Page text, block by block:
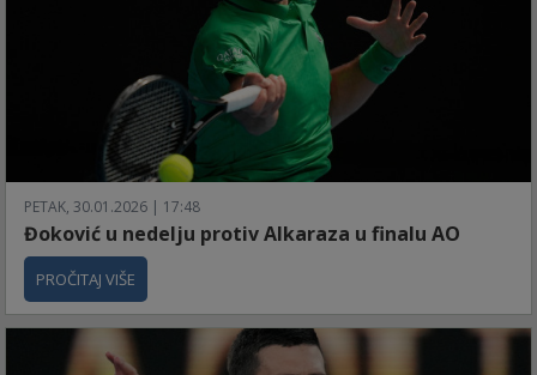
PETAK, 30.01.2026 | 17:48
Đoković u nedelju protiv Alkaraza u finalu AO
PROČITAJ VIŠE